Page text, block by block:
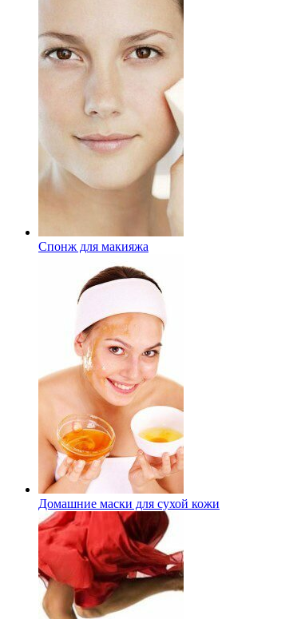
Спонж для макияжа
Домашние маски для сухой кожи